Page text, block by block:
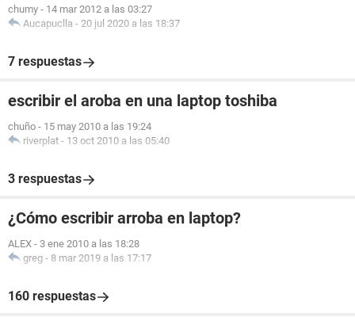
chumy - 14 mar 2012 a las 03:27
Aucapuclla - 20 jul 2020 a las 18:37
7 respuestas
escribir el aroba en una laptop toshiba
chuño - 15 may 2010 a las 19:24
riverplat - 13 oct 2010 a las 05:40
3 respuestas
¿Cómo escribir arroba en laptop?
ALEX - 3 ene 2010 a las 18:28
greg - 8 mar 2019 a las 17:17
160 respuestas